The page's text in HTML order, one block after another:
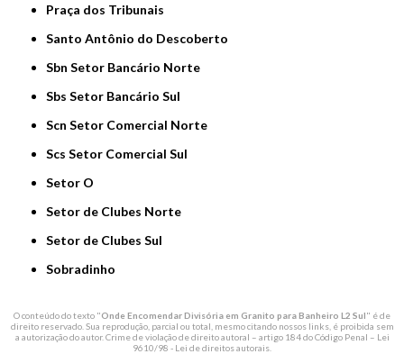
Praça dos Tribunais
Santo Antônio do Descoberto
Sbn Setor Bancário Norte
Sbs Setor Bancário Sul
Scn Setor Comercial Norte
Scs Setor Comercial Sul
Setor O
Setor de Clubes Norte
Setor de Clubes Sul
Sobradinho
O conteúdo do texto "Onde Encomendar Divisória em Granito para Banheiro L2 Sul" é de
direito reservado. Sua reprodução, parcial ou total, mesmo citando nossos links, é proibida sem
a autorização do autor. Crime de violação de direito autoral – artigo 184 do Código Penal – Lei
9610/98 - Lei de direitos autorais